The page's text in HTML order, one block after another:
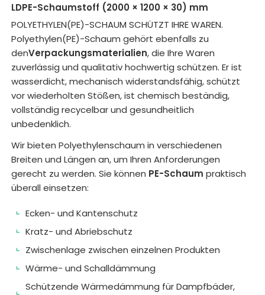
LDPE-Schaumstoff (2000 × 1200 × 30) mm
POLYETHYLEN(PE)-SCHAUM SCHÜTZT IHRE WAREN.
Polyethylen(PE)-Schaum gehört ebenfalls zu
denVerpackungsmaterialien, die Ihre Waren
zuverlässig und qualitativ hochwertig schützen. Er ist
wasserdicht, mechanisch widerstandsfähig, schützt
vor wiederholten Stößen, ist chemisch beständig,
vollständig recycelbar und gesundheitlich
unbedenklich.
Wir bieten Polyethylenschaum in verschiedenen
Breiten und Längen an, um Ihren Anforderungen
gerecht zu werden. Sie können PE-Schaum praktisch
überall einsetzen:
Ecken- und Kantenschutz
Kratz- und Abriebschutz
Zwischenlage zwischen einzelnen Produkten
Wärme- und Schalldämmung
Schützende Wärmedämmung für Dampfbäder,